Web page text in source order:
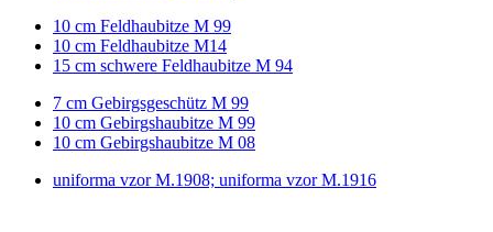
10 cm Feldhaubitze M 99
10 cm Feldhaubitze M14
15 cm schwere Feldhaubitze M 94
7 cm Gebirgsgeschütz M 99
10 cm Gebirgshaubitze M 99
10 cm Gebirgshaubitze M 08
uniforma vzor M.1908; uniforma vzor M.1916